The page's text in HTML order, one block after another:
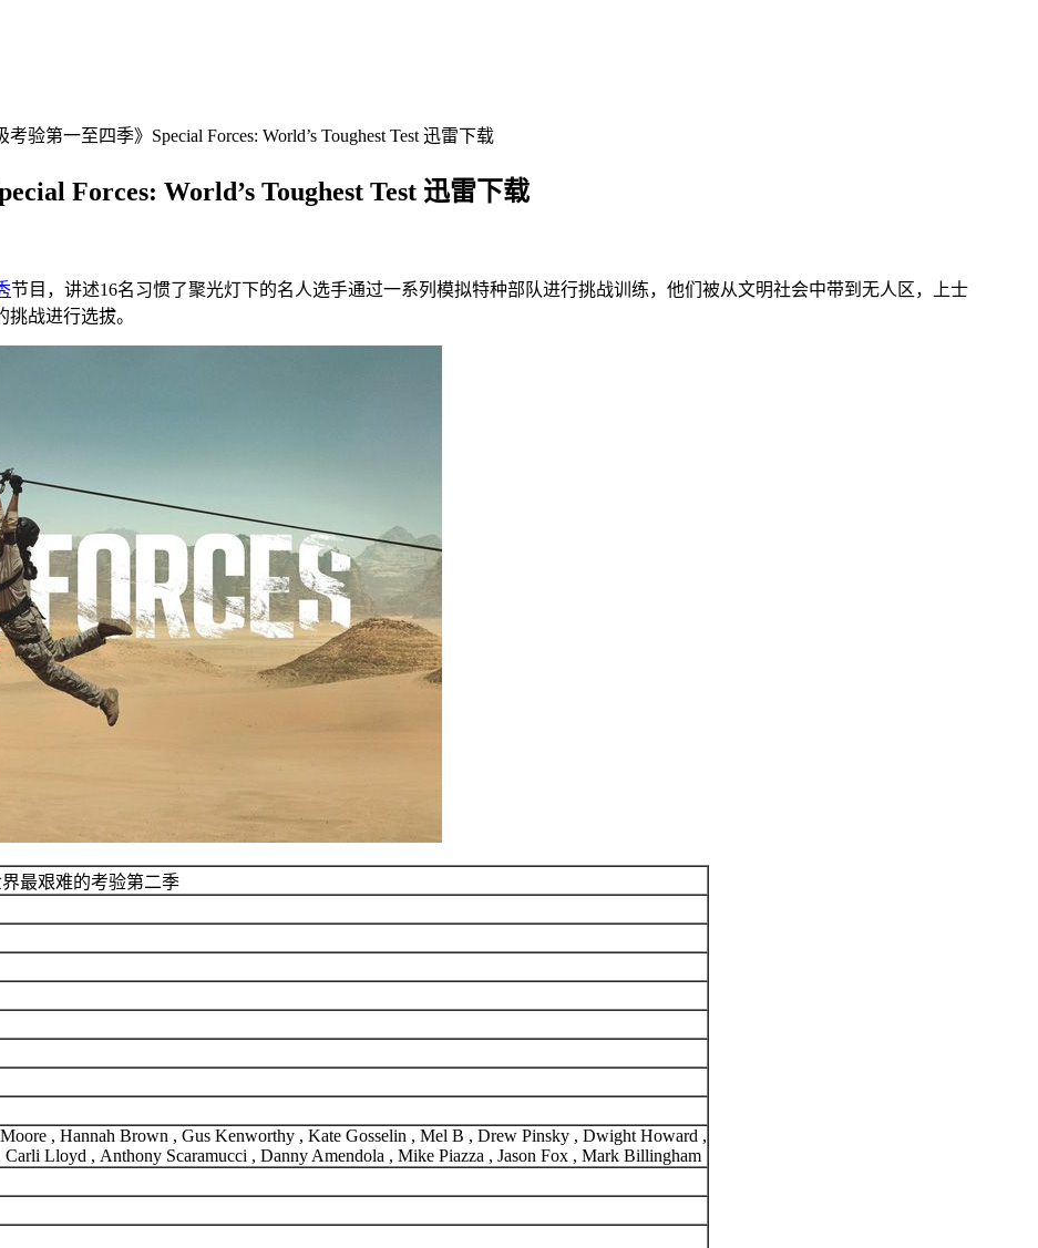
验第一至四季》Special Forces: World’s Toughest Test 迅雷下载
Forces: World’s Toughest Test 迅雷下载
节目，讲述16名习惯了聚光灯下的名人选手通过一系列模拟特种部队进行挑战训练，他们被从文明社会中带到无人区，上士
战进行选拔。
最艰难的考验第二季
, Hannah Brown , Gus Kenworthy , Kate Gosselin , Mel B , Drew Pinsky , Dwight Howard ,
Lloyd , Anthony Scaramucci , Danny Amendola , Mike Piazza , Jason Fox , Mark Billingham